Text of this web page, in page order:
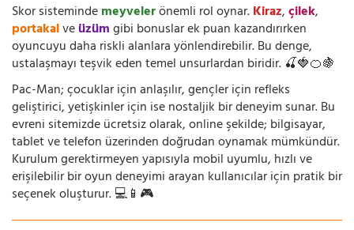
Skor sistemindemeyvelerönemli rol oynar.Kiraz,çilek,
portakalveüzümgibi bonuslar ek puan kazandırırken
oyuncuyu daha riskli alanlara yönlendirebilir. Bu denge,
ustalaşmayı teşvik eden temel unsurlardan biridir. 🍒🍓🍊🍇
Pac-Man; çocuklar için anlaşılır, gençler için refleks
geliştirici, yetişkinler için ise nostaljik bir deneyim sunar. Bu
evreni sitemizde ücretsiz olarak, online şekilde; bilgisayar,
tablet ve telefon üzerinden doğrudan oynamak mümkündür.
Kurulum gerektirmeyen yapısıyla mobil uyumlu, hızlı ve
erişilebilir bir oyun deneyimi arayan kullanıcılar için pratik bir
seçenek oluşturur. 💻📱🎮